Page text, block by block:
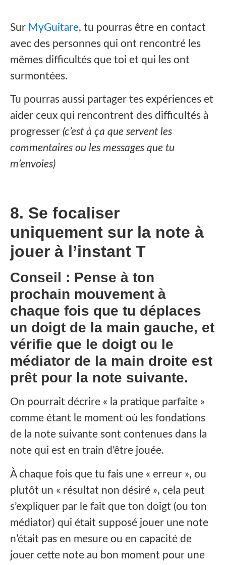
Sur MyGuitare, tu pourras être en contact
avec des personnes qui ont rencontré les
mêmes difficultés que toi et qui les ont
surmontées.
Tu pourras aussi partager tes expériences et
aider ceux qui rencontrent des difficultés à
progresser (c’est à ça que servent les
commentaires ou les messages que tu
m’envoies)
8. Se focaliser
uniquement sur la note à
jouer à l’instant T
Conseil : Pense à ton
prochain mouvement à
chaque fois que tu déplaces
un doigt de la main gauche, et
vérifie que le doigt ou le
médiator de la main droite est
prêt pour la note suivante.
On pourrait décrire « la pratique parfaite »
comme étant le moment où les fondations
de la note suivante sont contenues dans la
note qui est en train d’être jouée.
À chaque fois que tu fais une « erreur », ou
plutôt un « résultat non désiré », cela peut
s’expliquer par le fait que ton doigt (ou ton
médiator) qui était supposé jouer une note
n’était pas en mesure ou en capacité de
jouer cette note au bon moment pour une